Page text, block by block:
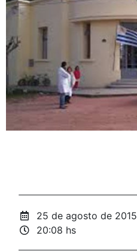
25 de agosto de 2015
20:08 hs